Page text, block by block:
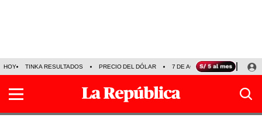
HOY TINKA RESULTADOS PRECIO DEL DÓLAR 7 DE AGOSTO OLLANTA